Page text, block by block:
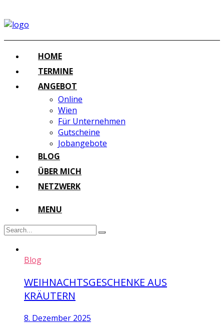
HOME
TERMINE
ANGEBOT
Online
Wien
Für Unternehmen
Gutscheine
Jobangebote
BLOG
ÜBER MICH
NETZWERK
MENU
Blog
WEIHNACHTSGESCHENKE AUS
KRÄUTERN
8. Dezember 2025